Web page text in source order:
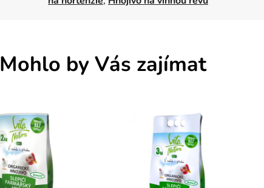
Mohlo by Vás zajímat